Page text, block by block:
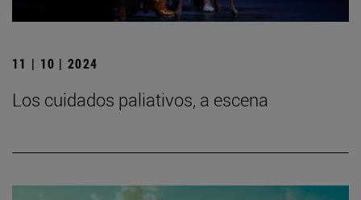
11 | 10 | 2024
Los cuidados paliativos, a escena